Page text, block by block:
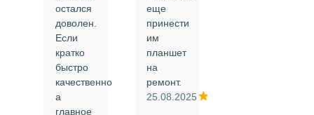
остался
доволен.
Если
кратко
быстро
качественно
а
главное
еще
принести
им
планшет
на
ремонт.
25.08.2025